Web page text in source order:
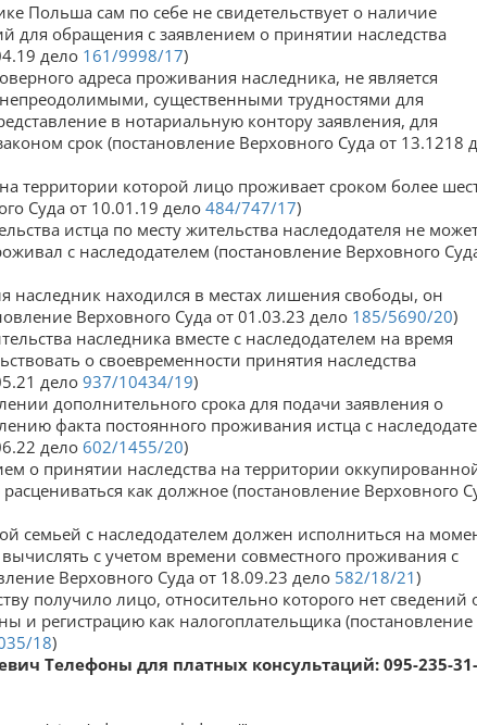
Польша сам по себе не свидетельствует о наличие
для обращения с заявлением о принятии наследства
дело 161/9998/17)
адреса проживания наследника, не является
существенными трудностями для
в нотариальную контору заявления, для
срок (постановление Верховного Суда от 13.1218
территории которой лицо проживает сроком более
Суда от 10.01.19 дело 484/747/17)
истца по месту жительства наследодателя не
с наследодателем (постановление Верховного
наследник находился в местах лишения свободы, он
Верховного Суда от 01.03.23 дело 185/5690/20)
наследника вместе с наследодателем на время
о своевременности принятия наследства
дело 937/10434/19)
дополнительного срока для подачи заявления о
факта постоянного проживания истца с
дело 602/1455/20)
о принятии наследства на территории
как должное (постановление Верховного
семьей с наследодателем должен исполниться на
с учетом времени совместного проживания с
Верховного Суда от 18.09.23 дело 582/18/21)
получило лицо, относительно которого нет сведений
и регистрацию как налогоплательщика (постановление
18)
Телефоны для платных консультаций: 095-235-